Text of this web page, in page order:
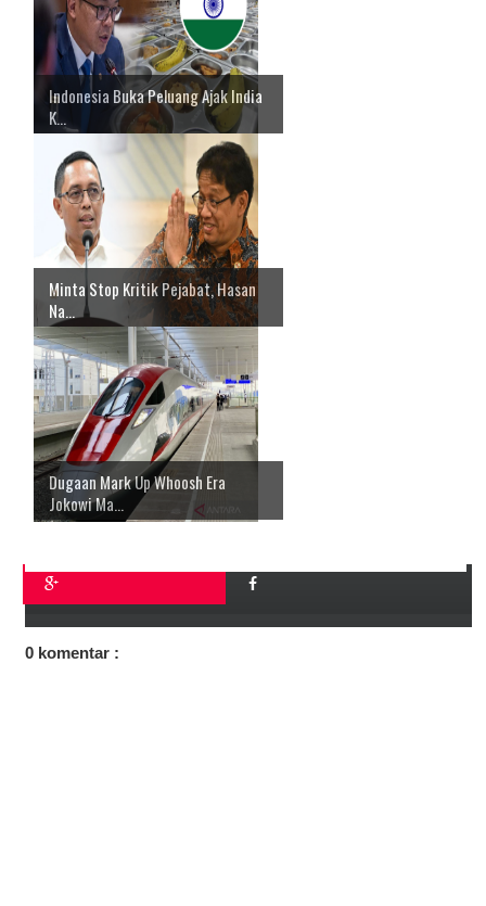
Indonesia Buka Peluang Ajak India
K...
Minta Stop Kritik Pejabat, Hasan
Na...
Dugaan Mark Up Whoosh Era
Jokowi Ma...
0 komentar :